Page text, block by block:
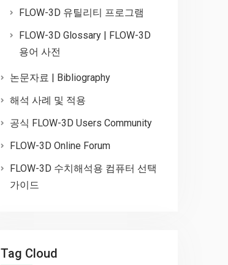
FLOW-3D 유틸리티 프로그램
FLOW-3D Glossary | FLOW-3D
용어 사전
논문자료 | Bibliography
해석 사례 및 적용
공식 FLOW-3D Users Community
FLOW-3D Online Forum
FLOW-3D 수치해석용 컴퓨터 선택
가이드
Tag Cloud